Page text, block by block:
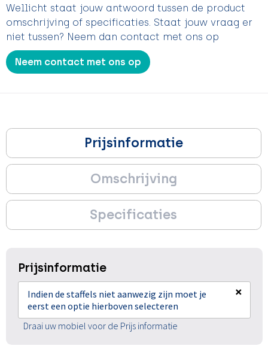
Wellicht staat jouw antwoord tussen de product
omschrijving of specificaties. Staat jouw vraag er
niet tussen? Neem dan contact met ons op
Neem contact met ons op
Prijsinformatie
Omschrijving
Specificaties
Prijsinformatie
Indien de staffels niet aanwezig zijn moet je
eerst een optie hierboven selecteren
×
Draai uw mobiel voor de Prijs informatie